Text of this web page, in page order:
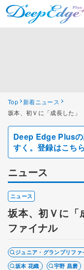
Top 新着ニュース
坂本、初Ｖに「成長した
Deep Edge Plus
すく。登録はこちら
ニュース
ニュース
坂本、初Ｖに
ファイナル
ジュニア・グランプリファ
坂本 花織
宇野 昌磨